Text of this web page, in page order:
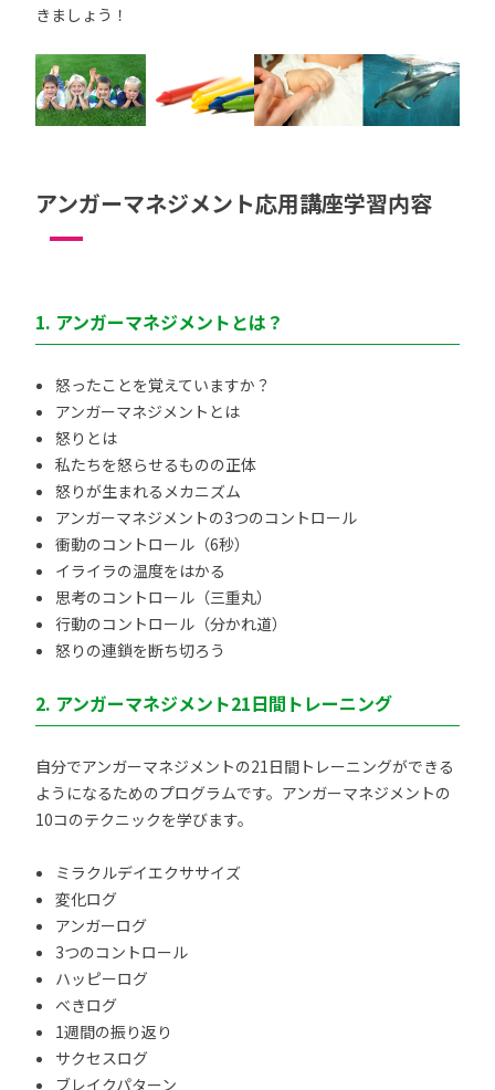
きましょう！
アンガーマネジメント応用講座学習内容
1. アンガーマネジメントとは？
怒ったことを覚えていますか？
アンガーマネジメントとは
怒りとは
私たちを怒らせるものの正体
怒りが生まれるメカニズム
アンガーマネジメントの3つのコントロール
衝動のコントロール（6秒）
イライラの温度をはかる
思考のコントロール（三重丸）
行動のコントロール（分かれ道）
怒りの連鎖を断ち切ろう
2. アンガーマネジメント21日間トレーニング
自分でアンガーマネジメントの21日間トレーニングができる
ようになるためのプログラムです。アンガーマネジメントの
10コのテクニックを学びます。
ミラクルデイエクササイズ
変化ログ
アンガーログ
3つのコントロール
ハッピーログ
べきログ
1週間の振り返り
サクセスログ
ブレイクパターン